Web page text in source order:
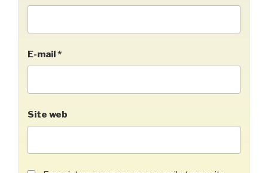
E-mail*
Site web